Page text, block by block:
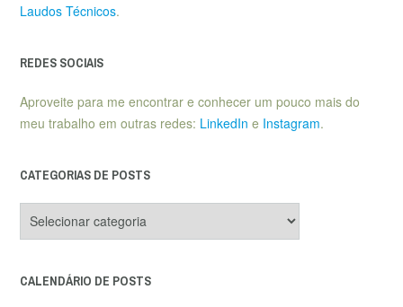
Laudos Técnicos.
REDES SOCIAIS
Aproveite para me encontrar e conhecer um pouco mais do
meu trabalho em outras redes: LinkedIn e Instagram.
CATEGORIAS DE POSTS
de
CALENDÁRIO DE POSTS